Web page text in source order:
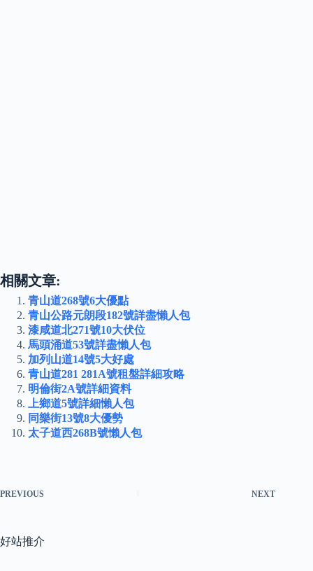
相關文章:
青山道268號6大優點
青山公路元朗段182號詳盡懶人包
漆咸道北271號10大伏位
馬頭涌道53號詳盡懶人包
加列山道14號5大好處
青山道281 281A號租盤詳細攻略
明倫街2A號詳細資料
上鄉道5號詳細懶人包
同樂街13號8大優勢
太子道西268B號懶人包
PREVIOUS NEXT
好站推介